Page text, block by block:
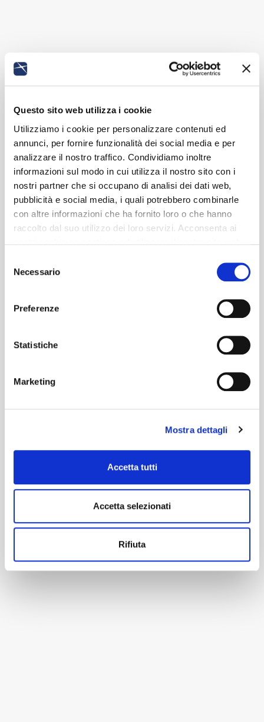
Questo sito web utilizza i cookie
Utilizziamo i cookie per personalizzare contenuti ed
annunci, per fornire funzionalità dei social media e per
analizzare il nostro traffico. Condividiamo inoltre
informazioni sul modo in cui utilizza il nostro sito con i
nostri partner che si occupano di analisi dei dati web,
pubblicità e social media, i quali potrebbero combinarle
con altre informazioni che ha fornito loro o che hanno
raccolto dal suo utilizzo dei loro servizi. Acconsenta ai
delNecessario
Preferenze
Statistiche
Marketing
Mostra dettagli
Accetta tutti
Accetta selezionati
Rifiuta